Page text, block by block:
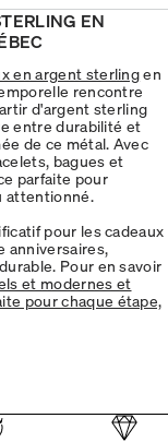
EN
en argent sterlingen
rencontre
d'argent sterling
entre durabilité et
de ce métal. Avec
bagues et
parfaite pour
attentionné.
pour les cadeaux
anniversaires,
Pour en savoir
et modernes et
pour chaque étape,